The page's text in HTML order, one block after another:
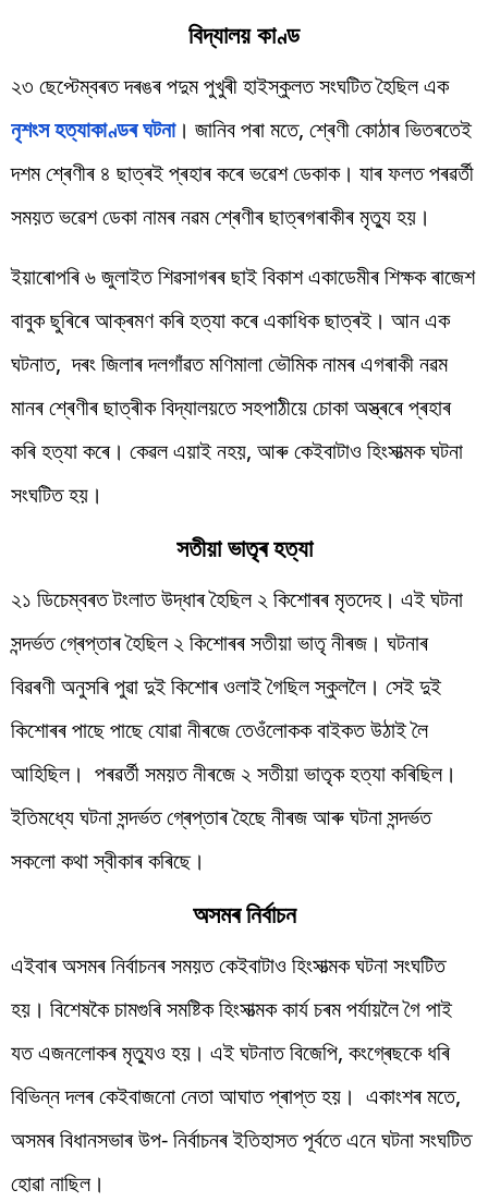
বিদ্যালয় কাণ্ড
২৩ ছেপ্টেম্বৰত দৰঙৰ পদুম পুখুৰী হাইস্কুলত সংঘটিত হৈছিল এক
নৃশংস হত্যাকাণ্ডৰ ঘটনা। জানিব পৰা মতে, শ্ৰেণী কোঠাৰ ভিতৰতেই
দশম শ্ৰেণীৰ ৪ ছাত্ৰই প্ৰহাৰ কৰে ভৱেশ ডেকাক। যাৰ ফলত পৰৱৰ্তী
সময়ত ভৱেশ ডেকা নামৰ নৱম শ্ৰেণীৰ ছাত্ৰগৰাকীৰ মৃত্যু হয়।
ইয়াৰোপৰি ৬ জুলাইত শিৱসাগৰৰ ছাই বিকাশ একাডেমীৰ শিক্ষক ৰাজেশ
বাবুক ছুৰিৰে আক্ৰমণ কৰি হত্যা কৰে একাধিক ছাত্ৰই। আন এক
ঘটনাত, দৰং জিলাৰ দলগাঁৱত মণিমালা ভৌমিক নামৰ এগৰাকী নৱম
মানৰ শ্ৰেণীৰ ছাত্ৰীক বিদ্যালয়তে সহপাঠীয়ে চোকা অস্ত্ৰৰে প্ৰহাৰ
কৰি হত্যা কৰে। কেৱল এয়াই নহয়, আৰু কেইবাটাও হিংসাত্মক ঘটনা
সংঘটিত হয়।
সতীয়া ভাতৃৰ হত্যা
২১ ডিচেম্বৰত টংলাত উদ্ধাৰ হৈছিল ২ কিশোৰৰ মৃতদেহ। এই ঘটনা
সন্দৰ্ভত গ্ৰেপ্তাৰ হৈছিল ২ কিশোৰৰ সতীয়া ভাতৃ নীৰজ। ঘটনাৰ
বিৱৰণী অনুসৰি পুৱা দুই কিশোৰ ওলাই গৈছিল স্কুললৈ। সেই দুই
কিশোৰৰ পাছে পাছে যোৱা নীৰজে তেওঁলোকক বাইকত উঠাই লৈ
আহিছিল। পৰৱৰ্তী সময়ত নীৰজে ২ সতীয়া ভাতৃক হত্যা কৰিছিল।
ইতিমধ্যে ঘটনা সন্দৰ্ভত গ্ৰেপ্তাৰ হৈছে নীৰজ আৰু ঘটনা সন্দৰ্ভত
সকলো কথা স্বীকাৰ কৰিছে।
অসমৰ নিৰ্বাচন
এইবাৰ অসমৰ নিৰ্বাচনৰ সময়ত কেইবাটাও হিংসাত্মক ঘটনা সংঘটিত
হয়। বিশেষকৈ চামগুৰি সমষ্টিক হিংসাত্মক কাৰ্য চৰম পৰ্যায়লৈ গৈ পাই
যত এজনলোকৰ মৃত্যুও হয়। এই ঘটনাত বিজেপি, কংগ্ৰেছকে ধৰি
বিভিন্ন দলৰ কেইবাজনো নেতা আঘাত প্ৰাপ্ত হয়। একাংশৰ মতে,
অসমৰ বিধানসভাৰ উপ- নিৰ্বাচনৰ ইতিহাসত পূৰ্বতে এনে ঘটনা সংঘটিত
হোৱা নাছিল।